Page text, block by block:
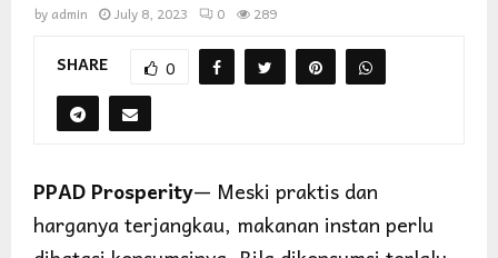
by admin July 8, 2023 0 289
SHARE 0
PPAD Prosperity— Meski praktis dan
harganya terjangkau, makanan instan perlu